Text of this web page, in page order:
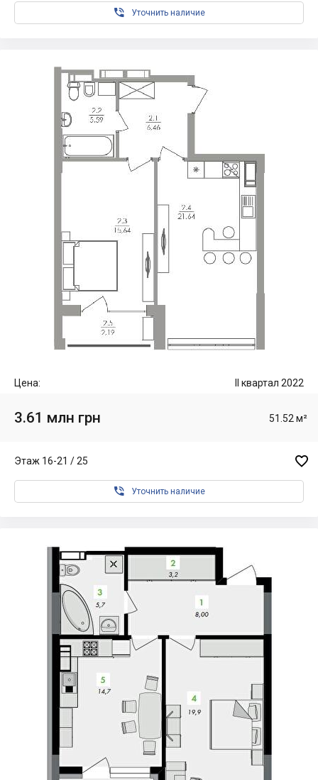
 Уточнить наличие
Цена: II квартал 2022
3.61 млн грн 51.52 м²
Этаж 16-21 / 25 
 Уточнить наличие